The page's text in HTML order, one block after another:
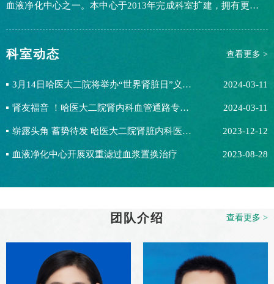
血液净化中心之一。本中心于2013年完成科室扩建，拥有更良好
科室动态 查看更多 >
3月14日哈医大二院将举办“世界肾脏日”义诊活动 2024-03-11
肾友福音 ！哈医大二院肾内科血管通路专科门诊、血液透析门诊正式开诊 2024-03-11
崭露头角 蓄势待发 哈医大二院肾脏内科医护团队代表参加中华医学会肾脏病学分会（CSN）2023年学术年会 2023-12-12
血液净化中心开展双重滤过血浆置换治疗 2023-08-28
团队介绍 查看更多 >